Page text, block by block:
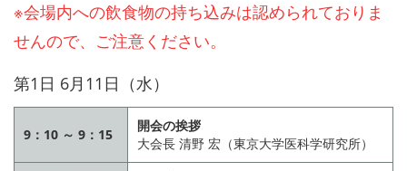
※会場内への飲食物の持ち込みは認められておりま
せんので、ご注意ください。
第1日 6月11日（水）
9：10 ～ 9：15
開会の挨拶
大会長 清野 宏（東京大学医科学研究所）